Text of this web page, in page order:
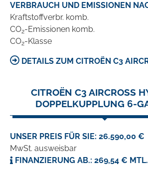
VERBRAUCH UND EMISSIONEN
Kraftstoffverbr. komb.
CO2-Emissionen komb.
CO2-Klasse
DETAILS ZUM CITROËN C3
CITROËN C3 AIRCROSS
DOPPELKUPPLUNG 6-
UNSER PREIS FÜR SIE: 26.590,00 €
MwSt. ausweisbar
FINANZIERUNG AB.: 269,54 € MTL.